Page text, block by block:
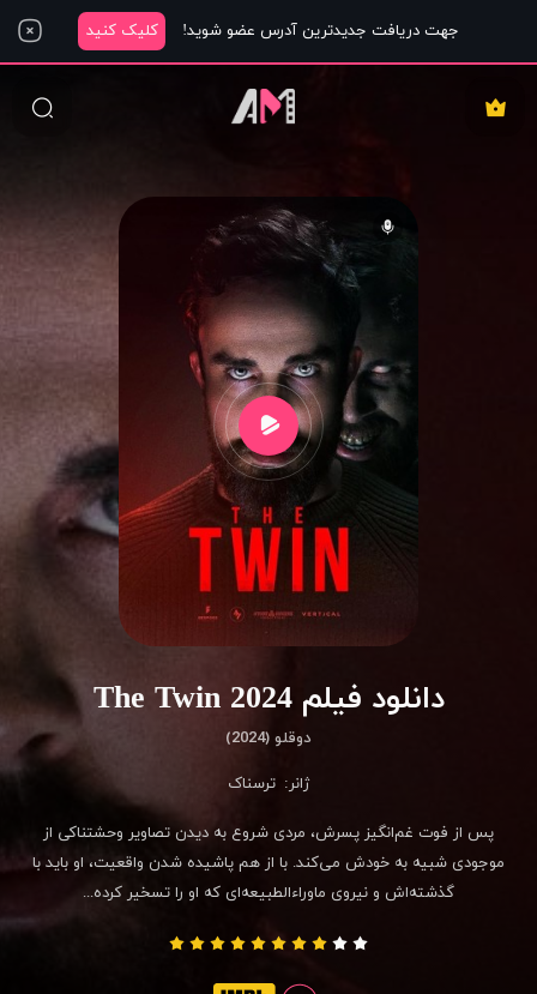
جهت دریافت جدیدترین آدرس عضو شوید! کلیک کنید
دانلود فیلم The Twin 2024
دوقلو (2024)
ژانر: ترسناک
پس از فوت غم‌انگیز پسرش، مردی شروع به دیدن تصاویر وحشتناکی از
موجودی شبیه به خودش می‌کند. با از هم پاشیده شدن واقعیت، او باید با
گذشته‌اش و نیروی ماوراءالطبیعه‌ای که او را تسخیر کرده...